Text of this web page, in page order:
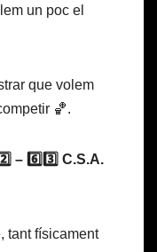
un poc el
que volem
🏀.
– 6️⃣3️⃣ C.S.A.
tant físicament